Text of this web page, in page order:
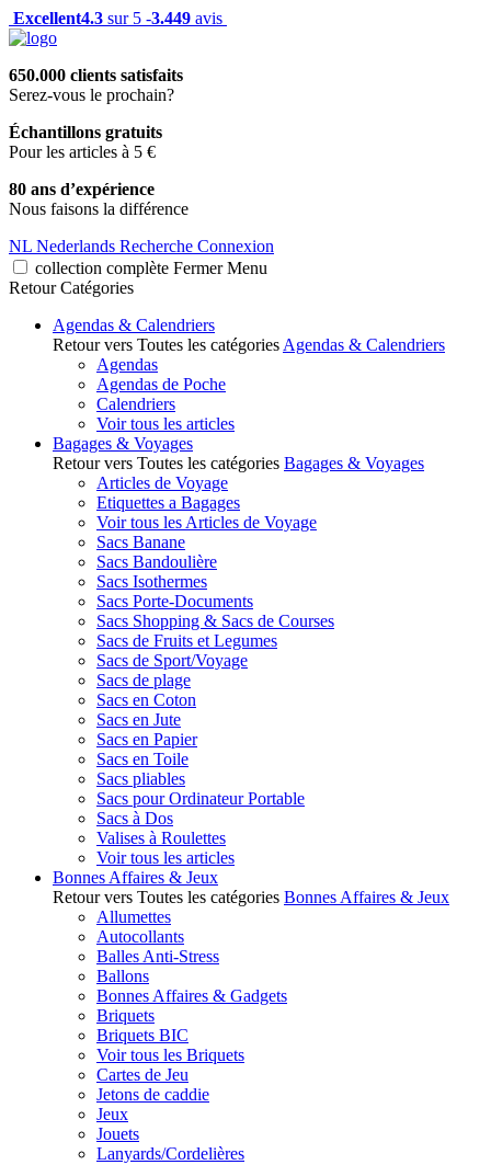
Excellent4.3 sur 5 -3.449 avis
650.000 clients satisfaits
Serez-vous le prochain?
Échantillons gratuits
Pour les articles à 5 €
80 ans d’expérience
Nous faisons la différence
NL Nederlands Recherche Connexion
collection complète Fermer Menu
Retour Catégories
Agendas & Calendriers
Retour vers Toutes les catégories Agendas & Calendriers
Agendas
Agendas de Poche
Calendriers
Voir tous les articles
Bagages & Voyages
Retour vers Toutes les catégories Bagages & Voyages
Articles de Voyage
Etiquettes a Bagages
Voir tous les Articles de Voyage
Sacs Banane
Sacs Bandoulière
Sacs Isothermes
Sacs Porte-Documents
Sacs Shopping & Sacs de Courses
Sacs de Fruits et Legumes
Sacs de Sport/Voyage
Sacs de plage
Sacs en Coton
Sacs en Jute
Sacs en Papier
Sacs en Toile
Sacs pliables
Sacs pour Ordinateur Portable
Sacs à Dos
Valises à Roulettes
Voir tous les articles
Bonnes Affaires & Jeux
Retour vers Toutes les catégories Bonnes Affaires & Jeux
Allumettes
Autocollants
Balles Anti-Stress
Ballons
Bonnes Affaires & Gadgets
Briquets
Briquets BIC
Voir tous les Briquets
Cartes de Jeu
Jetons de caddie
Jeux
Jouets
Lanyards/Cordelières